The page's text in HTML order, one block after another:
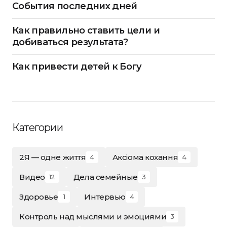
События последних дней
Как правильно ставить цели и
добиваться результата?
Как привести детей к Богу
Категории
2Я — одне життя 4 Аксіома кохання 4
Видео 12 Дела семейные 3
Здоровье 1 Интервью 4
Контроль над мыслями и эмоциями 3